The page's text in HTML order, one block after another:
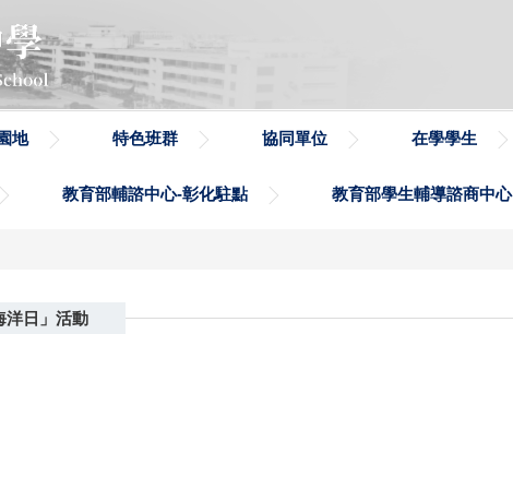
地 特色班群 協同單位 在學學生
教育部輔諮中心-彰化駐點 教育部學生輔導諮商中心
洋日」活動